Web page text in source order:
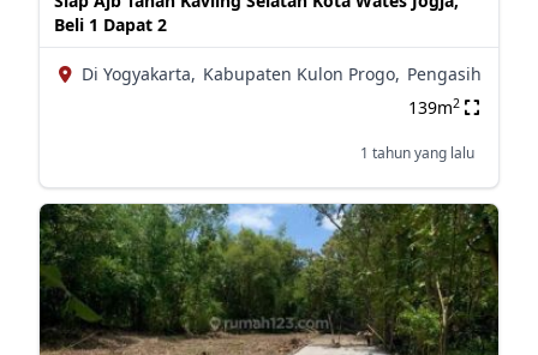
Beli 1 Dapat 2
Di Yogyakarta, Kabupaten Kulon Progo, Pengasih
139m2
1 tahun yang lalu